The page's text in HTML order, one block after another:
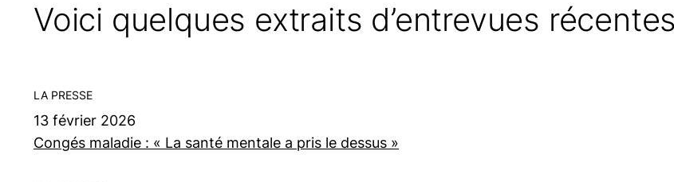
Voici quelques extraits d’entrevues récentes
LA PRESSE
13 février 2026
Congés maladie : « La santé mentale a pris le dessus »